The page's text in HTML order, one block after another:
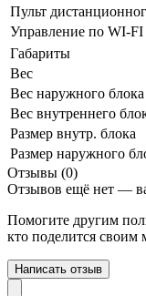
Пульт
Управление по WI-FI
Габариты
Вес
Вес наружного блока
Вес внутреннего
Размер внутр. блока
Размер наружного
Отзывы (0)
Отзывов ещё нет —
Помогите другим
кто поделится своим
Написать отзыв